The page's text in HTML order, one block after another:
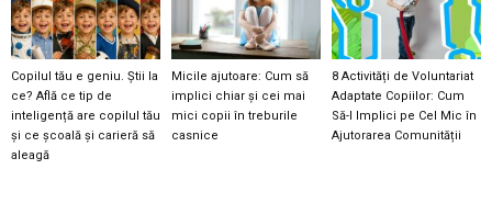
Copilul tău e geniu. Știi la
ce? Află ce tip de
inteligență are copilul tău
și ce școală și carieră să
aleagă
Micile ajutoare: Cum să
implici chiar și cei mai
mici copii în treburile
casnice
8 Activități de Voluntariat
Adaptate Copiilor: Cum
Să-l Implici pe Cel Mic în
Ajutorarea Comunității